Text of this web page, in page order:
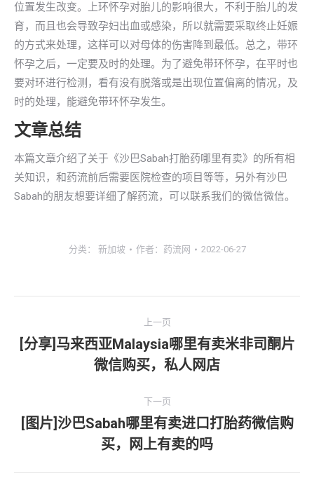
位置发生改变。上环怀孕对胎儿的影响很大，不利于胎儿的发
育，而且也会导致孕妇出血或感染，所以就需要采取终止妊娠
的方式来处理，这样可以对母体的伤害降到最低。总之，带环
怀孕之后，一定要及时的处理。为了避免带环怀孕，在平时也
要对环进行检测，看有没有脱落或是出现位置偏离的情况，及
时的处理，能避免带环怀孕发生。
文章总结
本篇文章介绍了关于《沙巴Sabah打胎药哪里有卖》的所有相
关知识，和药流前后需要医院检查的项目等等，另外有沙巴
Sabah的朋友想要详细了解药流，可以联系我们的微信微信。
分类： 新加坡 作者： 药流网 2022-06-27
章
上一页
一
[分享]马来西亚Malaysia哪里有卖米非司酮片
微信购买，私人网店
下一页
下
一
文
[图片]沙巴Sabah哪里有卖进口打胎药微信购
买，网上有卖的吗